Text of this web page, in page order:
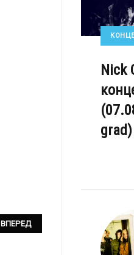
СЛЕДУЮЩИЙ: A-HA - «TRUE NORTH»
ВПЕРЕД
Nick
grad)